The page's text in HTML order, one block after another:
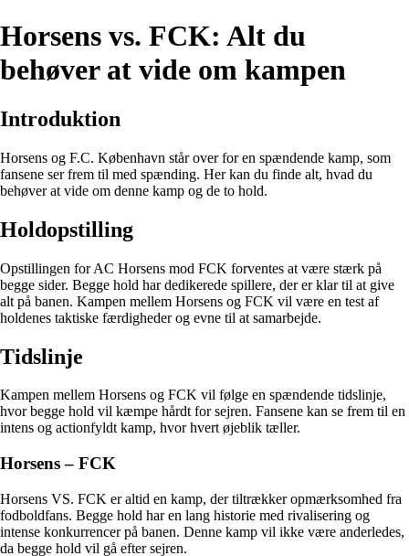
Horsens vs. FCK: Alt du
behøver at vide om kampen
Introduktion
Horsens og F.C. København står over for en spændende kamp, som
fansene ser frem til med spænding. Her kan du finde alt, hvad du
behøver at vide om denne kamp og de to hold.
Holdopstilling
Opstillingen for AC Horsens mod FCK forventes at være stærk på
begge sider. Begge hold har dedikerede spillere, der er klar til at give
alt på banen. Kampen mellem Horsens og FCK vil være en test af
holdenes taktiske færdigheder og evne til at samarbejde.
Tidslinje
Kampen mellem Horsens og FCK vil følge en spændende tidslinje,
hvor begge hold vil kæmpe hårdt for sejren. Fansene kan se frem til en
intens og actionfyldt kamp, hvor hvert øjeblik tæller.
Horsens – FCK
Horsens VS. FCK er altid en kamp, der tiltrækker opmærksomhed fra
fodboldfans. Begge hold har en lang historie med rivalisering og
intense konkurrencer på banen. Denne kamp vil ikke være anderledes,
da begge hold vil gå efter sejren.